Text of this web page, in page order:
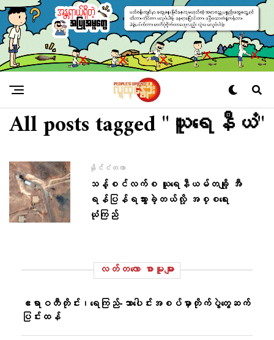
All posts tagged "ယူရေနီယံ"
နိုင်ငံတကာ
သန့်စင်လက်စ ယူရေနီယမ်တချို့ အီ
ရန်ပြန်ရသွားခဲ့တယ်လို့ အစ္စရေး
ယုံကြည်
လတ်တ‌လော စာမူများ
ဧရာဝတီတိုင်း၊ရေကြည်-သာ​ပေါင်းအစပ်မှာတိုက်ပွဲတွေဆက်
ပြင်းထန်